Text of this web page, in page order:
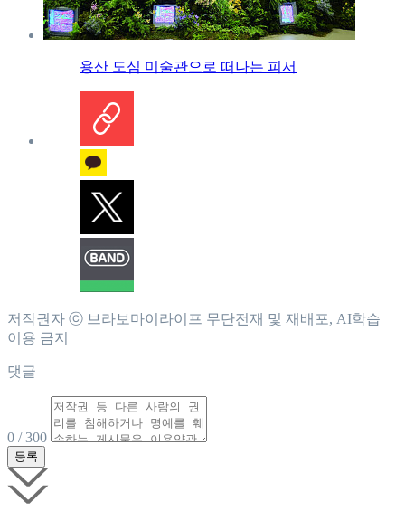
용산 도심 미술관으로 떠나는 피서
저작권자 ⓒ 브라보마이라이프 무단전재 및 재배포, AI학습
이용 금지
댓글
0 / 300